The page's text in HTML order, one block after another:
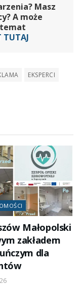
Masz
A może
temat
TUTAJ
EKSPERCI
Małopolski
zakładem
dla